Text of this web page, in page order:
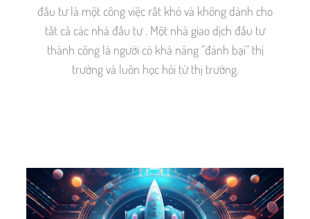
đầu tư là một công việc rất khó và không dành cho
tất cả các nhà đầu tư . Một nhà giao dịch đầu tư
thành công là người có khả năng “đánh bại” thị
trường và luôn học hỏi từ thị trường.